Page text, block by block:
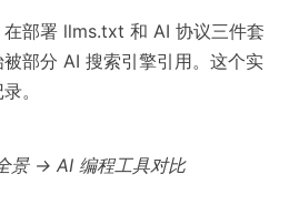
部署 llms.txt 和 AI 协议三件套
部分 AI 搜索引擎引用。这个实
。
景 →AI 编程工具对比